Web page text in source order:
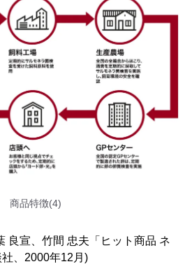
商品特徴(4)
良宣、竹間 忠夫「ヒット商品 ネ
、2000年12月)